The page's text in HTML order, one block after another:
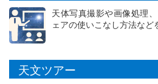
天体写真撮影や画像処理
ェアの使いこなし方法など
天文ツアー